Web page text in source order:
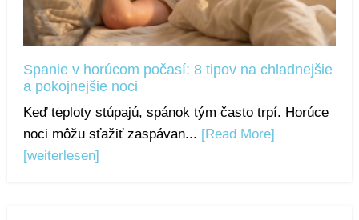
Spanie v horúcom počasí: 8 tipov na chladnejšie
a pokojnejšie noci
Keď teploty stúpajú, spánok tým často trpí. Horúce
noci môžu sťažiť zaspávan... [Read More]
[weiterlesen]